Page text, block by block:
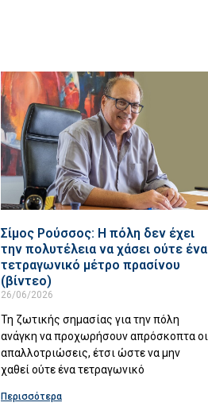
Σίμος Ρούσσος: Η πόλη δεν έχει
την πολυτέλεια να χάσει ούτε ένα
τετραγωνικό μέτρο πρασίνου
(βίντεο)
26/06/2026
Τη ζωτικής σημασίας για την πόλη
ανάγκη να προχωρήσουν απρόσκοπτα οι
απαλλοτριώσεις, έτσι ώστε να μην
χαθεί ούτε ένα τετραγωνικό
Περισσότερα